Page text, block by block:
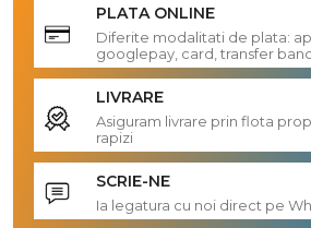
PLATA ONLINE
Diferite modalitati de plata:
googlepay, card, transfer
LIVRARE
Asiguram livrare prin flota
rapizi
SCRIE-NE
Ia legatura cu noi direct pe